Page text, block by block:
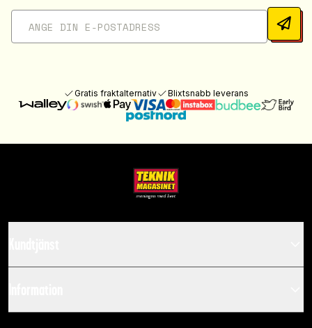
Gratis fraktalternativ Blixtsnabb leverans